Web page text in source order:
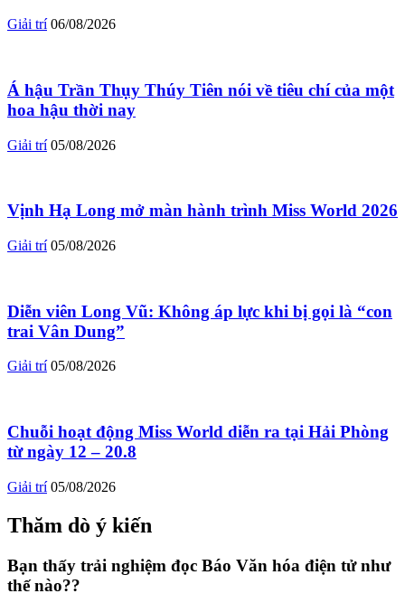
Giải trí 06/08/2026
Á hậu Trần Thụy Thúy Tiên nói về tiêu chí của một
hoa hậu thời nay
Giải trí 05/08/2026
Vịnh Hạ Long mở màn hành trình Miss World 2026
Giải trí 05/08/2026
Diễn viên Long Vũ: Không áp lực khi bị gọi là “con
trai Vân Dung”
Giải trí 05/08/2026
Chuỗi hoạt động Miss World diễn ra tại Hải Phòng
từ ngày 12 – 20.8
Giải trí 05/08/2026
Thăm dò ý kiến
Bạn thấy trải nghiệm đọc Báo Văn hóa điện tử như
thế nào??